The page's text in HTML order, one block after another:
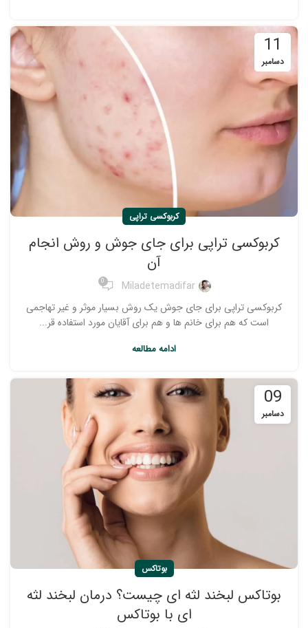
11
دسامبر
کربوکسی تراپی
کربوکسی تراپی برای جای جوش و روش انجام
آن
Miladetemadifar
0
کربوکسی تراپی برای جای جوش یک روش بسیار موثر و غیر تهاجمی
است که هم برای خانم ها و هم برای آقایان مورد استفاده قر...
ادامه مطالعه
09
دسامبر
بوتاکس
بوتاکس لبخند لثه ای چیست؟ درمان لبخند لثه
ای با بوتاکس